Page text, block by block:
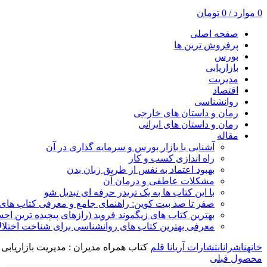
0 موارد /
0 تومان
صفحه اصلی
پرفروش ترین ها
بورس
بازاریابی
مدیریت
اقتصاد
روانشناسی
رمان و داستان های خارجی
رمان و داستان های ایرانی
مقاله
آشنایی با بازار بورس و سرمایه گذاری در آن
راه اندازی کسب و کار
بهبود اعتماد به نفس از طریق زبان بدن
مشکلات عاطفی و درمان آن
با این کتاب ها به یک تریدر حرفه ای تبدیل شو
صفر تا صد بیت کوین: راهنمای جامع و معرفی کتاب های
بهترین کتاب های زیگموند فروید (رازهای پیچیده ترین
معرفی بهترین کتاب های روانشناسی برای شناخت
خانهناشرانانتشارات آریانا قلم کتاب همراه مدیران : مدیریت بازاریابی
محصول قبلی